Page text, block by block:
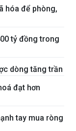
hóa để phòng,
tỷ đồng trong
dòng tăng trần
đạt hơn
tay mua ròng